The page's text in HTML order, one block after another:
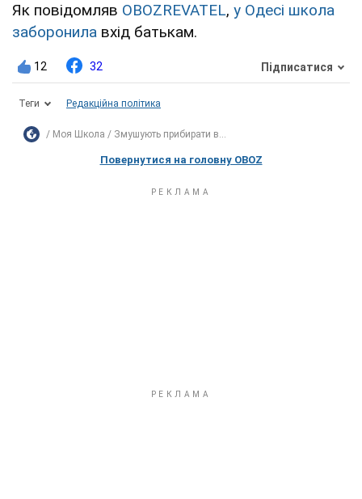
Як повідомляв OBOZREVATEL, у Одесі школа
заборонила вхід батькам.
12 32 Підписатися
Теги Редакційна політика
Моя Школа Змушують прибирати в...
Повернутися на головну OBOZ